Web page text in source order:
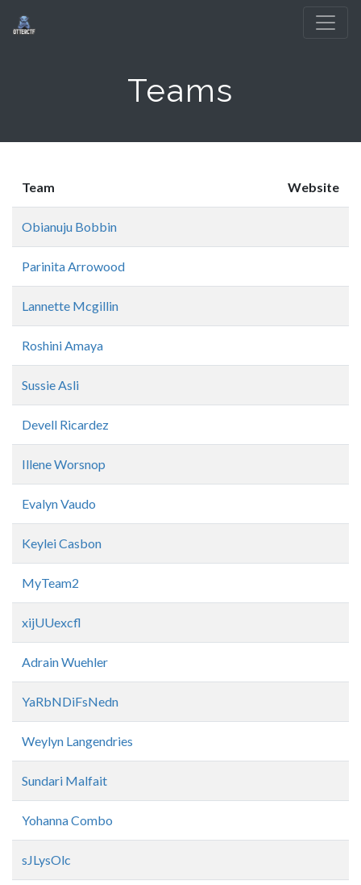
Teams
Team Website
Obianuju Bobbin
Parinita Arrowood
Lannette Mcgillin
Roshini Amaya
Sussie Asli
Devell Ricardez
Illene Worsnop
Evalyn Vaudo
Keylei Casbon
MyTeam2
xijUUexcfl
Adrain Wuehler
YaRbNDiFsNedn
Weylyn Langendries
Sundari Malfait
Yohanna Combo
sJLysOlc